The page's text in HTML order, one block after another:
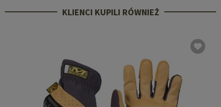
KLIENCI KUPILI RÓWNIEŻ